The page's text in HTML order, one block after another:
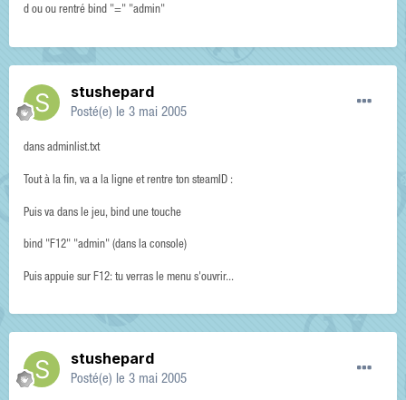
d ou ou rentré bind "=" "admin"
stushepard
Posté(e) le 3 mai 2005
dans adminlist.txt
Tout à la fin, va a la ligne et rentre ton steamID :
Puis va dans le jeu, bind une touche
bind "F12" "admin" (dans la console)
Puis appuie sur F12: tu verras le menu s'ouvrir...
stushepard
Posté(e) le 3 mai 2005